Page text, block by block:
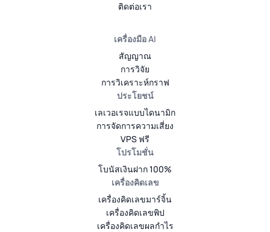
ติดต่อเรา
เครื่องมือ AI
สัญญาณ
การวิจัย
การวิเคราะห์กราฟ
ประโยชน์
เลเวอเรจแบบไดนามิก
การจัดการความเสี่ยง
VPS ฟรี
โปรโมชั่น
โบนัสเงินฝาก 100%
เครื่องคิดเลข
เครื่องคิดเลขมาร์จิ้น
เครื่องคิดเลขพิป
เครื่องคิดเลขผลกำไร